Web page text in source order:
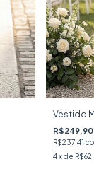
Vestido
R$249,90
R$237,41
4 x de